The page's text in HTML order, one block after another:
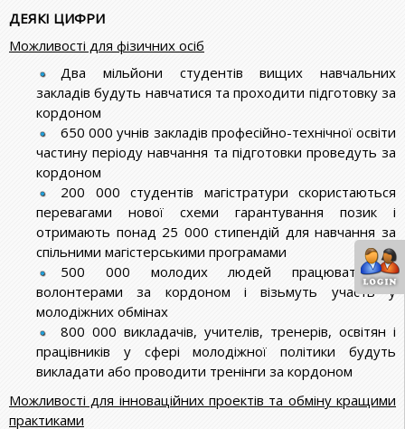
ДЕЯКІ ЦИФРИ
Можливості для фізичних осіб
Два мільйони студентів вищих навчальних
закладів будуть навчатися та проходити підготовку за
кордоном
650 000 учнів закладів професійно-технічної освіти
частину періоду навчання та підготовки проведуть за
кордоном
200 000 студентів магістратури скористаються
перевагами нової схеми гарантування позик і
отримають понад 25 000 стипендій для навчання за
спільними магістерськими програмами
500 000 молодих людей працюватимуть
волонтерами за кордоном і візьмуть участь у
молодіжних обмінах
800 000 викладачів, учителів, тренерів, освітян і
працівників у сфері молодіжної політики будуть
викладати або проводити тренінги за кордоном
Можливості для інноваційних проектів та обміну кращими
практиками